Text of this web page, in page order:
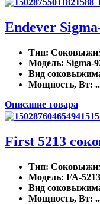
Endever
Тип:
Модель: Sigma-
Вид
Мощность, Вт:
Описание товара
First 5213
Тип:
Модель: FA-
Вид
Мощность, Вт: